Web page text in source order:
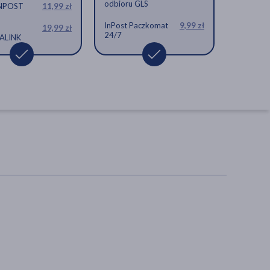
11,99 zł
19,99 zł
odbioru GLS
InPost Paczkomat
24/7
9,99 zł